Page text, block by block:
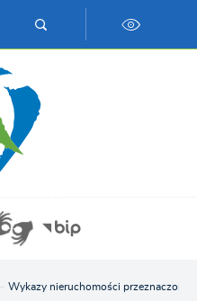
Wykazy nieruchomości